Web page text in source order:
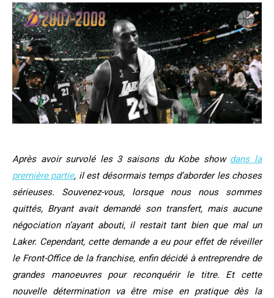
Après avoir survolé les 3 saisons du Kobe show dans la
première partie, il est désormais temps d’aborder les choses
sérieuses. Souvenez-vous, lorsque nous nous sommes
quittés, Bryant avait demandé son transfert, mais aucune
négociation n’ayant abouti, il restait tant bien que mal un
Laker. Cependant, cette demande a eu pour effet de réveiller
le Front-Office de la franchise, enfin décidé à entreprendre de
grandes manoeuvres pour reconquérir le titre. Et cette
nouvelle détermination va être mise en pratique dès la